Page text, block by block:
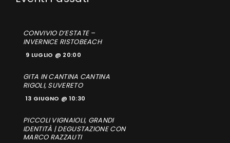
CONVIVIO D’ESTATE –
INVERNICE RISTOBEACH
9 LUGLIO @ 20:00
GITA IN CANTINA CANTINA
RIGOLI, SUVERETO
13 GIUGNO @ 10:30
PICCOLI VIGNAIOLI, GRANDI
IDENTITÀ | DEGUSTAZIONE CON
MARCO RAZZAUTI